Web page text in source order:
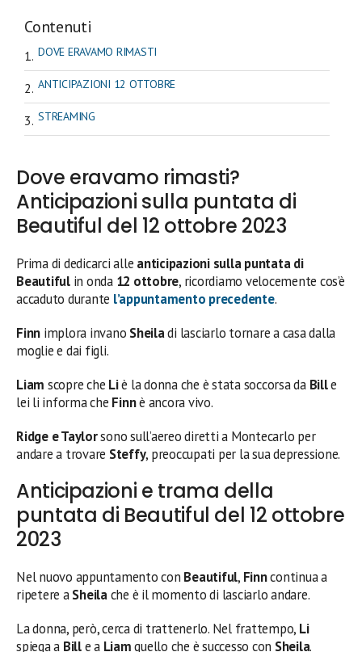
Contenuti
DOVE ERAVAMO RIMASTI
ANTICIPAZIONI 12 OTTOBRE
STREAMING
Dove eravamo rimasti?
Anticipazioni sulla puntata di
Beautiful del 12 ottobre 2023
Prima di dedicarci alle anticipazioni sulla puntata di
Beautiful in onda 12 ottobre, ricordiamo velocemente cos’è
accaduto durante l’appuntamento precedente.
Finn implora invano Sheiladi lasciarlo tornare a casa dalla
moglie e dai figli.
Liam scopre che Liè la donna che è stata soccorsa da Bille
lei li informa che Finnè ancora vivo.
Ridge e Taylorsono sull’aereo diretti a Montecarlo per
andare a trovare Steffy, preoccupati per la sua depressione.
Anticipazioni e trama della
puntata di Beautiful del 12 ottobre
2023
Nel nuovo appuntamento con Beautiful, Finncontinua a
ripetere aSheilache è il momento di lasciarlo andare.
La donna, però, cerca di trattenerlo. Nel frattempo, Li
spiega a Bille a Liamquello che è successo con Sheila.